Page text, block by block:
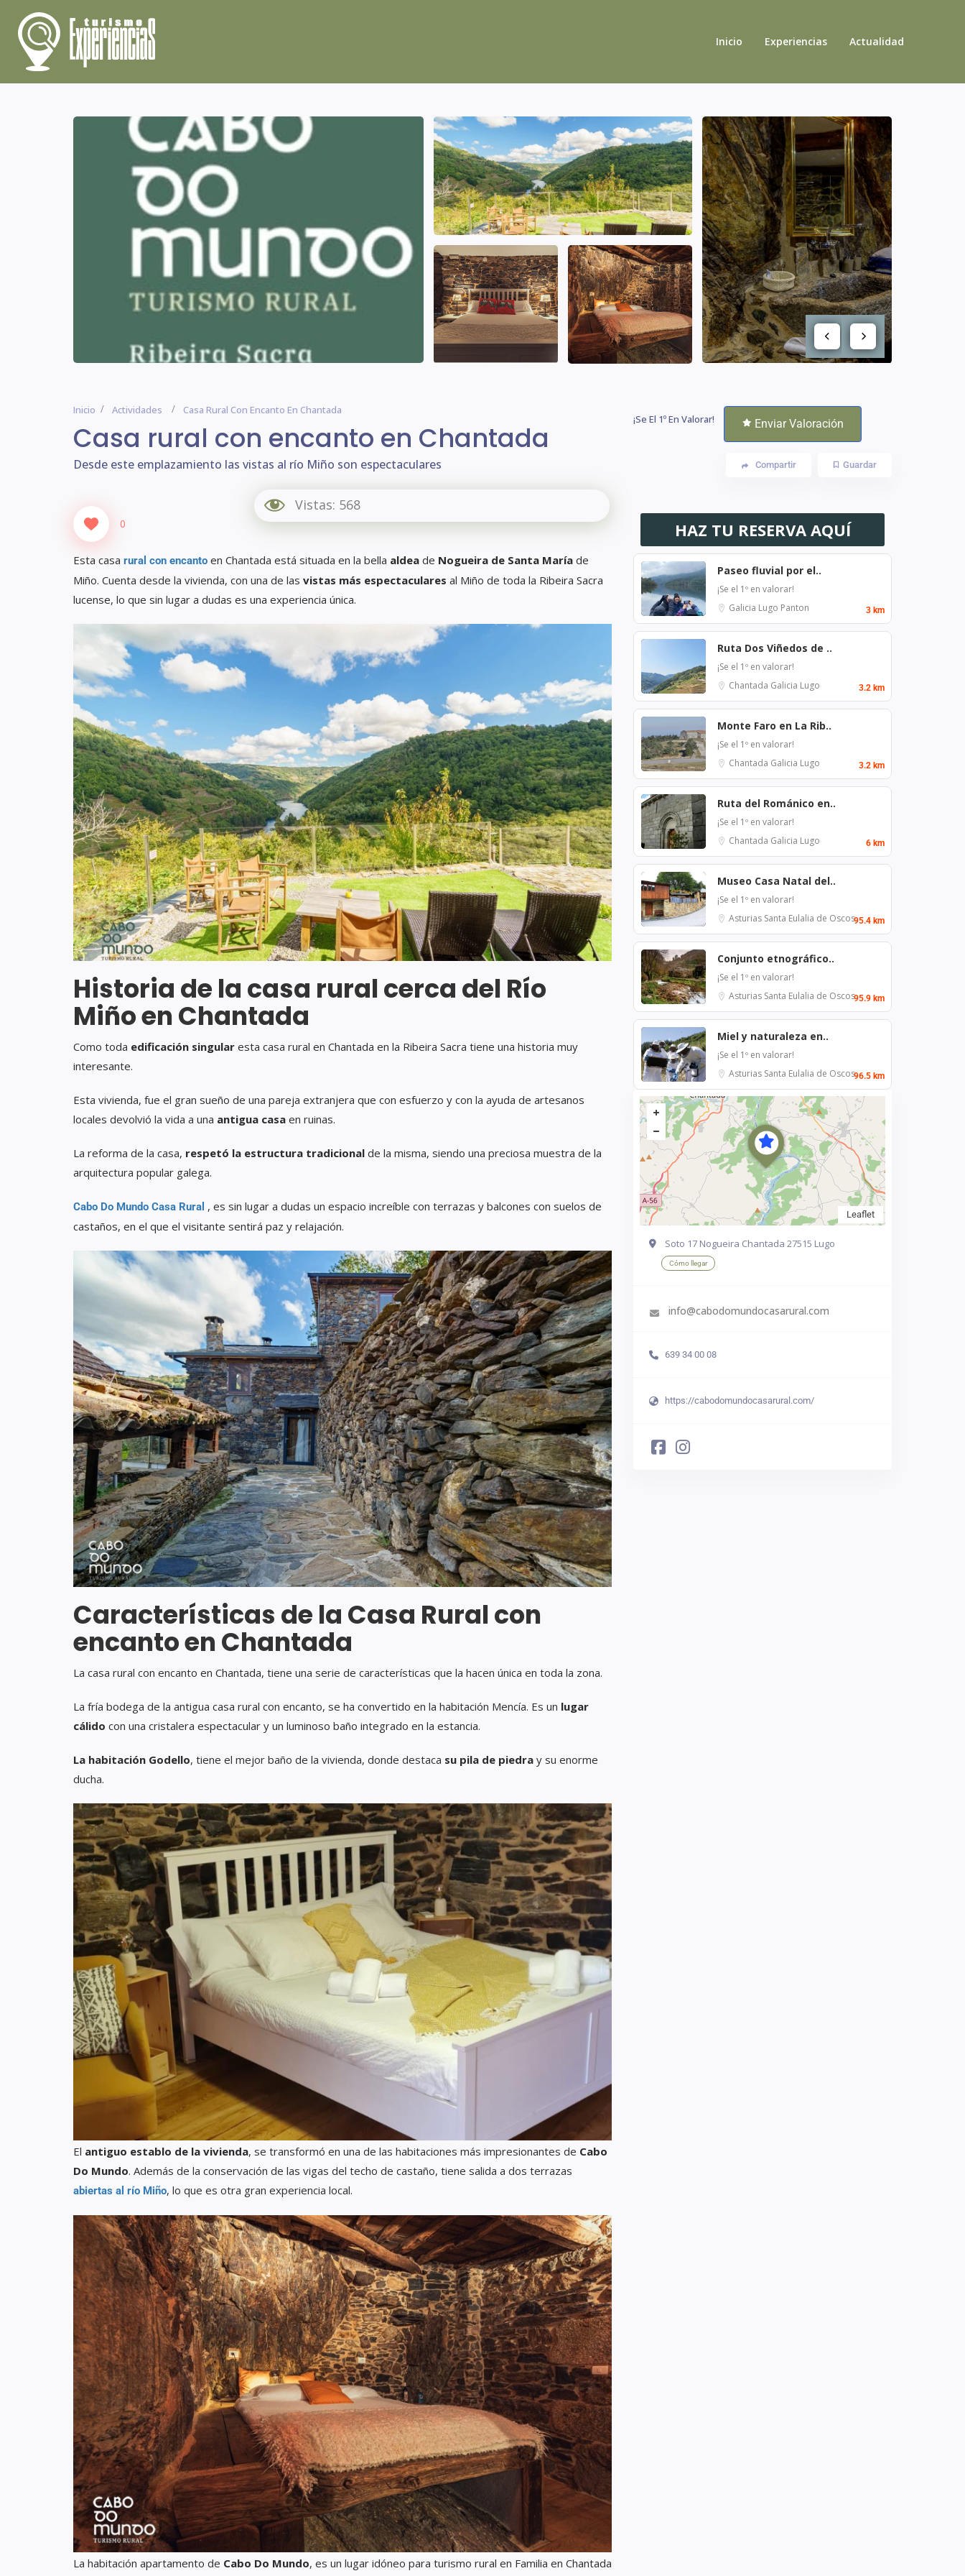
Inicio Experiencias Actualidad
Inicio Actividades Casa Rural Con Encanto En Chantada
Casa rural con encanto en Chantada
Desde este emplazamiento las vistas al río Miño son espectaculares
¡Se El 1º En Valorar! Enviar Valoración
Guardar
Compartir
0
Vistas: 568
Esta casa rural con encanto en Chantada está situada en la bella aldea de Nogueira de Santa María de
Miño. Cuenta desde la vivienda, con una de las vistas más espectaculares al Miño de toda la Ribeira Sacra
lucense, lo que sin lugar a dudas es una experiencia única.
Historia de la casa rural cerca del Río
Miño en Chantada
Como toda edificación singular esta casa rural en Chantada en la Ribeira Sacra tiene una historia muy
interesante.
Esta vivienda, fue el gran sueño de una pareja extranjera que con esfuerzo y con la ayuda de artesanos
locales devolvió la vida a una antigua casa en ruinas.
La reforma de la casa, respetó la estructura tradicional de la misma, siendo una preciosa muestra de la
arquitectura popular galega.
Cabo Do Mundo Casa Rural , es sin lugar a dudas un espacio increíble con terrazas y balcones con suelos de
castaños, en el que el visitante sentirá paz y relajación.
Características de la Casa Rural con
encanto en Chantada
La casa rural con encanto en Chantada, tiene una serie de características que la hacen única en toda la zona.
La fría bodega de la antigua casa rural con encanto, se ha convertido en la habitación Mencía. Es un lugar
cálido con una cristalera espectacular y un luminoso baño integrado en la estancia.
La habitación Godello, tiene el mejor baño de la vivienda, donde destaca su pila de piedra y su enorme
ducha.
El antiguo establo de la vivienda, se transformó en una de las habitaciones más impresionantes de Cabo
Do Mundo. Además de la conservación de las vigas del techo de castaño, tiene salida a dos terrazas
abiertas al río Miño, lo que es otra gran experiencia local.
La habitación apartamento de Cabo Do Mundo, es un lugar idóneo para turismo rural en Familia en Chantada
HAZ TU RESERVA AQUÍ
Paseo fluvial por el..
¡Se el 1º en valorar!
Galicia Lugo Panton 3 km
Ruta Dos Viñedos de ..
¡Se el 1º en valorar!
Chantada Galicia Lugo 3.2 km
Monte Faro en La Rib..
¡Se el 1º en valorar!
Chantada Galicia Lugo 3.2 km
Ruta del Románico en..
¡Se el 1º en valorar!
Chantada Galicia Lugo 6 km
Museo Casa Natal del..
¡Se el 1º en valorar!
Asturias Santa Eulalia de Oscos95.4 km
Conjunto etnográfico..
¡Se el 1º en valorar!
Asturias Santa Eulalia de Oscos95.9 km
Miel y naturaleza en..
¡Se el 1º en valorar!
Asturias Santa Eulalia de Oscos96.5 km
Leaflet
Soto 17 Nogueira Chantada 27515 Lugo
Cómo llegar
info@cabodomundocasarural.com
639 34 00 08
https://cabodomundocasarural.com/